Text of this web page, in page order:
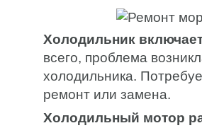
Холодильник
всего, проблема
холодильника.
ремонт или замена.
Холодильный мотор